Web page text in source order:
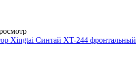
Xingtai Синтай XT-244 фронтальный